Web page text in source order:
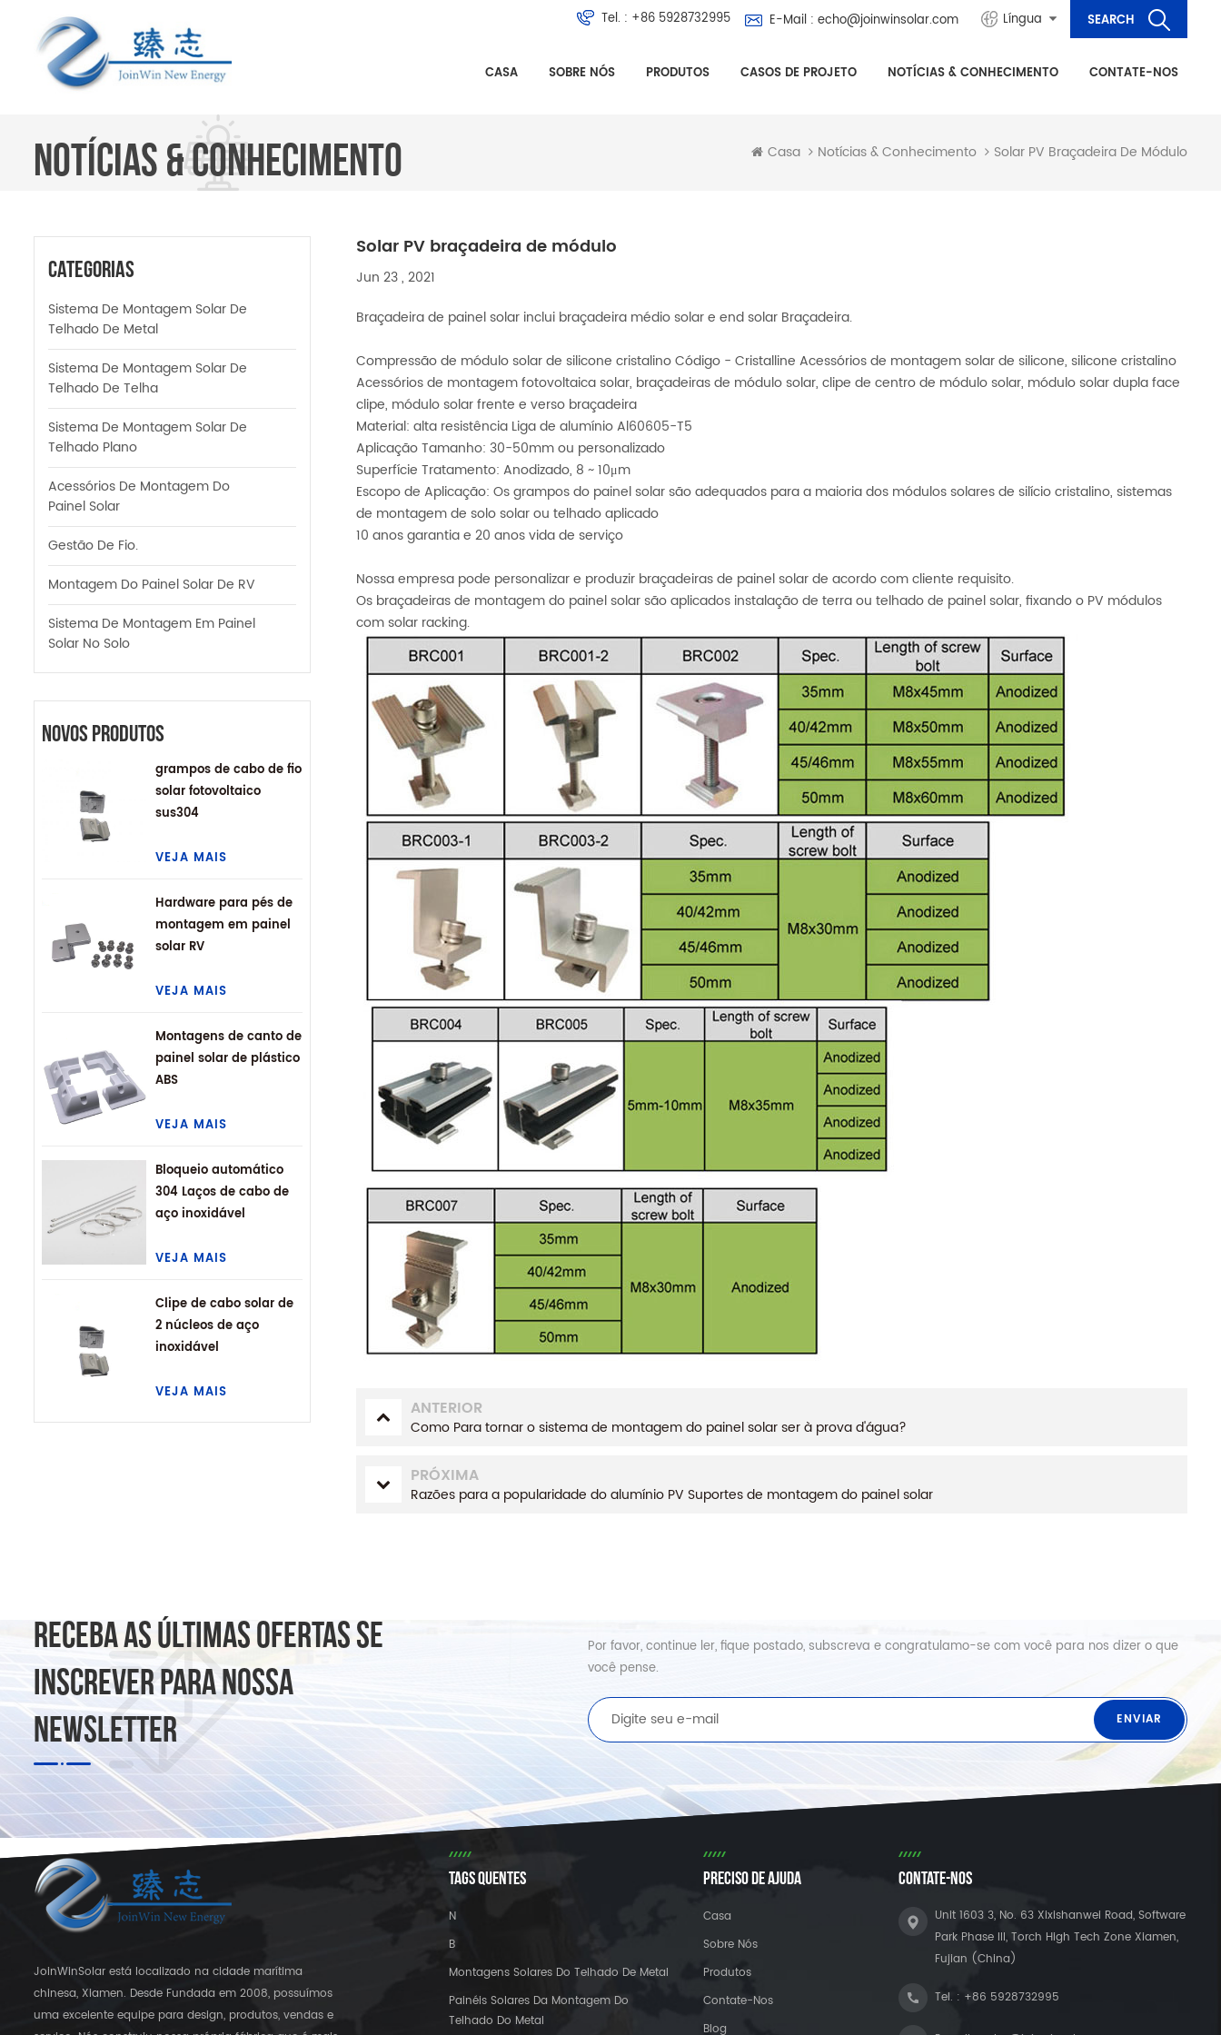
Língua
Tel. : +86 5928732995 E-Mail : echo@joinwinsolar.com
CASA SOBRE NÓS PRODUTOS CASOS DE PROJETO NOTÍCIAS & CONHECIMENTO CONTATE-NOS
NOTÍCIAS & CONHECIMENTO Casa Notícias & Conhecimento Solar PV Braçadeira De Módulo
Categorias
Sistema De Montagem Solar De
Telhado De Metal
Sistema De Montagem Solar De
Telhado De Telha
Sistema De Montagem Solar De
Telhado Plano
Acessórios De Montagem Do
Painel Solar
Gestão De Fio.
Montagem Do Painel Solar De RV
Sistema De Montagem Em Painel
Solar No Solo
Novos Produtos
grampos de cabo de fio
solar fotovoltaico
sus304
VEJA MAIS
Hardware para pés de
montagem em painel
solar RV
VEJA MAIS
Montagens de canto de
painel solar de plástico
ABS
VEJA MAIS
Bloqueio automático
304 Laços de cabo de
aço inoxidável
VEJA MAIS
Clipe de cabo solar de
2 núcleos de aço
inoxidável
VEJA MAIS
Solar PV braçadeira de módulo
Jun 23 , 2021
Braçadeira de painel solar inclui braçadeira médio solar e end solar Braçadeira.
Compressão de módulo solar de silicone cristalino Código - Cristalline Acessórios de montagem solar de silicone, silicone cristalino
Acessórios de montagem fotovoltaica solar, braçadeiras de módulo solar, clipe de centro de módulo solar, módulo solar dupla face
clipe, módulo solar frente e verso braçadeira
Material: alta resistência Liga de alumínio Al60605-T5
Aplicação Tamanho: 30-50mm ou personalizado
Superfície Tratamento: Anodizado, 8 ~ 10μm
Escopo de Aplicação: Os grampos do painel solar são adequados para a maioria dos módulos solares de silício cristalino, sistemas
de montagem de solo solar ou telhado aplicado
10 anos garantia e 20 anos vida de serviço
Nossa empresa pode personalizar e produzir braçadeiras de painel solar de acordo com cliente requisito.
Os braçadeiras de montagem do painel solar são aplicados instalação de terra ou telhado de painel solar, fixando o PV módulos
com solar racking.
ANTERIOR
Como Para tornar o sistema de montagem do painel solar ser à prova d'água?
PRÓXIMA
Razões para a popularidade do alumínio PV Suportes de montagem do painel solar
RECEBA AS ÚLTIMAS OFERTAS SE
INSCREVER PARA NOSSA
NEWSLETTER
Por favor, continue ler, fique postado, subscreva e congratulamo-se com você para nos dizer o que
você pense.
JoinWinSolar está localizado na cidade marítima
chinesa, Xiamen. Desde Fundada em 2008, possuímos
uma excelente equipe para design, produtos, vendas e
TAGS QUENTES
N
B
Montagens Solares Do Telhado De Metal
Painéis Solares Da Montagem Do
Telhado Do Metal
PRECISO DE AJUDA
Casa
Sobre Nós
Produtos
Contate-Nos
Blog
CONTATE-NOS
Unit 1603 3, No. 63 Xixishanwei Road, Software
Park Phase III, Torch High Tech Zone Xiamen,
Fujian (China)
Tel. : +86 5928732995